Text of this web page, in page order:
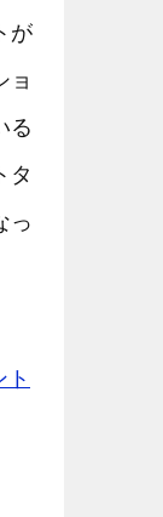
が
ョ
る
タ
っ